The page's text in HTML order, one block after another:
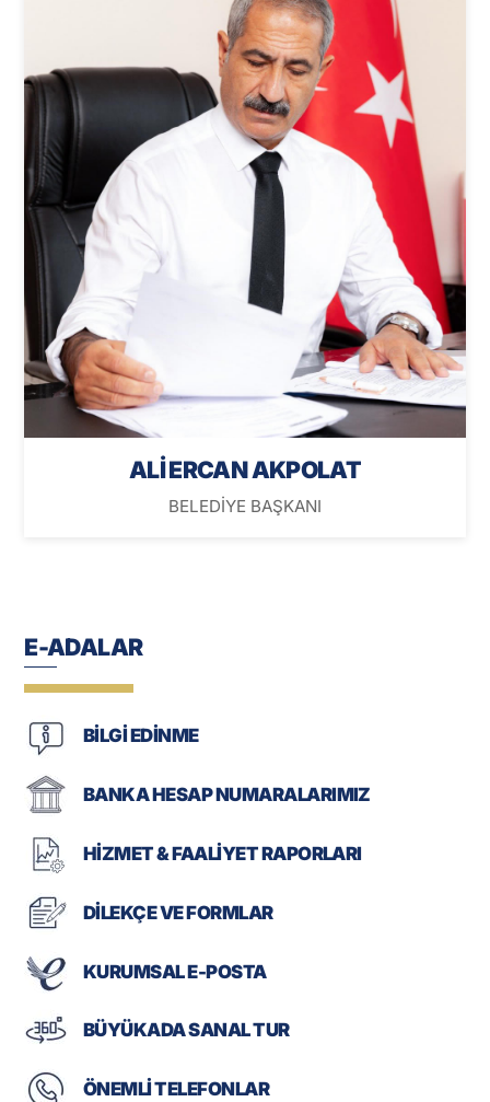
ALİ ERCAN AKPOLAT
BELEDİYE BAŞKANI
E-ADALAR
BİLGİ EDİNME
BANKA HESAP NUMARALARIMIZ
HİZMET & FAALİYET RAPORLARI
DİLEKÇE VE FORMLAR
KURUMSAL E-POSTA
BÜYÜKADA SANAL TUR
ÖNEMLİ TELEFONLAR